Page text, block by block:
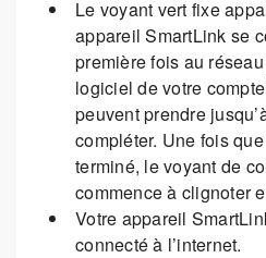
Le voyant vert fixe
appareil SmartLink se
première fois au
logiciel de votre
peuvent prendre
compléter. Une fois
terminé, le voyant de
commence à clignoter
Votre appareil
connecté à l’internet.